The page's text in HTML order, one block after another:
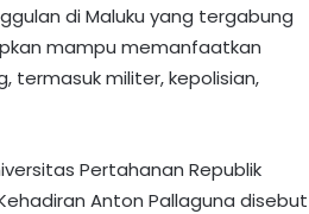
di Maluku yang tergabung
mampu memanfaatkan
termasuk militer, kepolisian,
Pertahanan Republik
Anton Pallaguna disebut